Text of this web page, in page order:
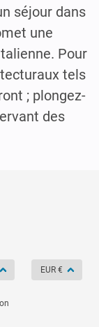
séjour dans
une
Pour
tels
; plongez-
des
EUR €